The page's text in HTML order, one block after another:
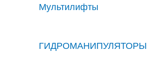
Мультилифты
ГИДРОМАНИПУЛЯТОРЫ